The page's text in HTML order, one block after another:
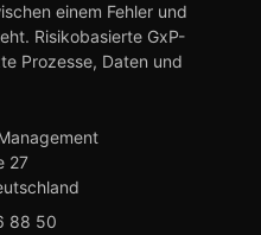
einem Fehler und
Risikobasierte GxP-
Prozesse, Daten und
27
88 50